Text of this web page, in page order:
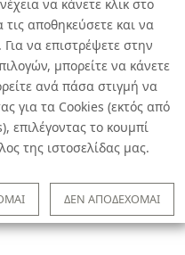
να κάνετε κλικ στο
αποθηκεύσετε και να
να επιστρέψετε στην
μπορείτε να κάνετε
ανά πάσα στιγμή να
για τα Cookies (εκτός από
επιλέγοντας το κουμπί
της ιστοσελίδας μας.
ΔΕΝ ΑΠΟΔΕΧΟΜΑΙ